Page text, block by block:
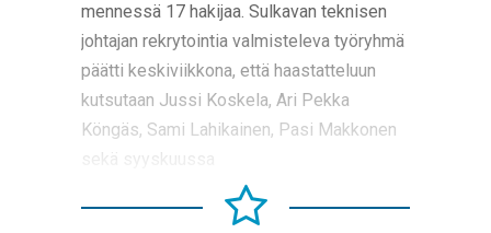
mennessä 17 hakijaa. Sulkavan teknisen
johtajan rekrytointia valmisteleva työryhmä
päätti keskiviikkona, että haastatteluun
kutsutaan Jussi Koskela, Ari Pekka
Köngäs, Sami Lahikainen, Pasi Makkonen
sekä syyskuussa